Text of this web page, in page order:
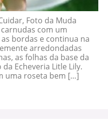
Foto da Muda
com um
bordas e continua na
arredondadas
as folhas da base da
Echeveria Litle Lily.
uma roseta bem […]